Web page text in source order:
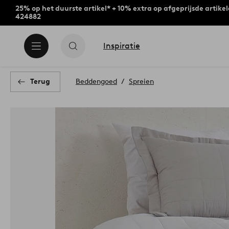
25% op het duurste artikel* + 10% extra op afgeprijsde
424882
Inspiratie
Terug Beddengoed Spreien